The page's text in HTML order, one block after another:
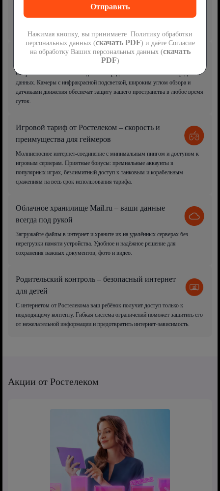
Платформа для просмотра фильмов, сериалов, мультфильмов, спортивных
событий и сотен телеканалов. Доступ возможен через ТВ-приставку или
Видеонаблюдение – безопасность под контролем
Современная система наблюдения с передовыми технологиями передачи
данных. Камеры с инфракрасной подсветкой, широким углом обзора и
датчиками движения обеспечат защиту вашего пространства в любое время
суток.
Игровой тариф от Ростелеком – скорость и
преимущества для геймеров
Молниеносное интернет-соединение с минимальным пингом и доступом к
игровым серверам. Приятные бонусы: премиальные аккаунты в
популярных играх, безлимитный доступ к танковым и корабельным
сражениям на весь срок использования тарифа.
Облачное хранилище Mail.ru – ваши данные
всегда под рукой
Загружайте файлы в интернет и храните их на удалённых серверах без
перегрузки памяти устройства. Удобное и надёжное решение для
сохранения важных документов, фото и видео.
Родительский контроль – безопасный интернет
для детей
С интернетом от Ростелекома ваш ребёнок получит доступ только к
подходящему контенту. Гибкая система ограничений поможет защитить его
от нежелательной информации и предотвратить интернет-зависимость.
Акции от Ростелеком
Нажимая кнопку, вы принимаете Политику обработки
персональных данных (скачать PDF) и даёте Согласие
на обработку Ваших персональных данных (скачать
PDF)